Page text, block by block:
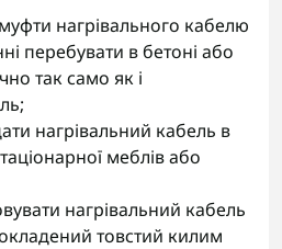
нагрівального кабелю
перебувати в бетоні або
так само як і
нагрівальний кабель в
меблів або
нагрівальний кабель
товстий килим